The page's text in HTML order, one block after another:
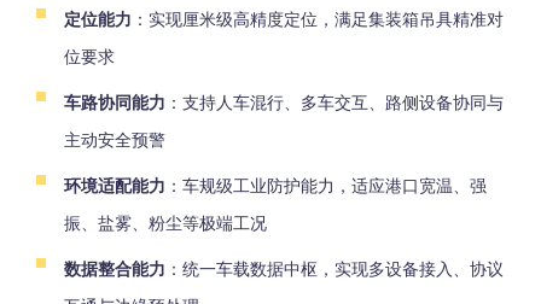
定位能力 ：实现厘米级高精度定位，满足集装箱吊具精准对
位要求
车路协同能力 ：支持人车混行、多车交互、路侧设备协同与
主动安全预警
环境适配能力 ：车规级工业防护能力，适应港口宽温、强
振、盐雾、粉尘等极端工况
数据整合能力 ：统一车载数据中枢，实现多设备接入、协议